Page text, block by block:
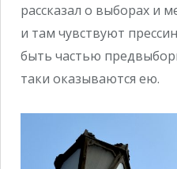
рассказал о выборах и
и там чувствуют
быть частью
таки оказываются ею.